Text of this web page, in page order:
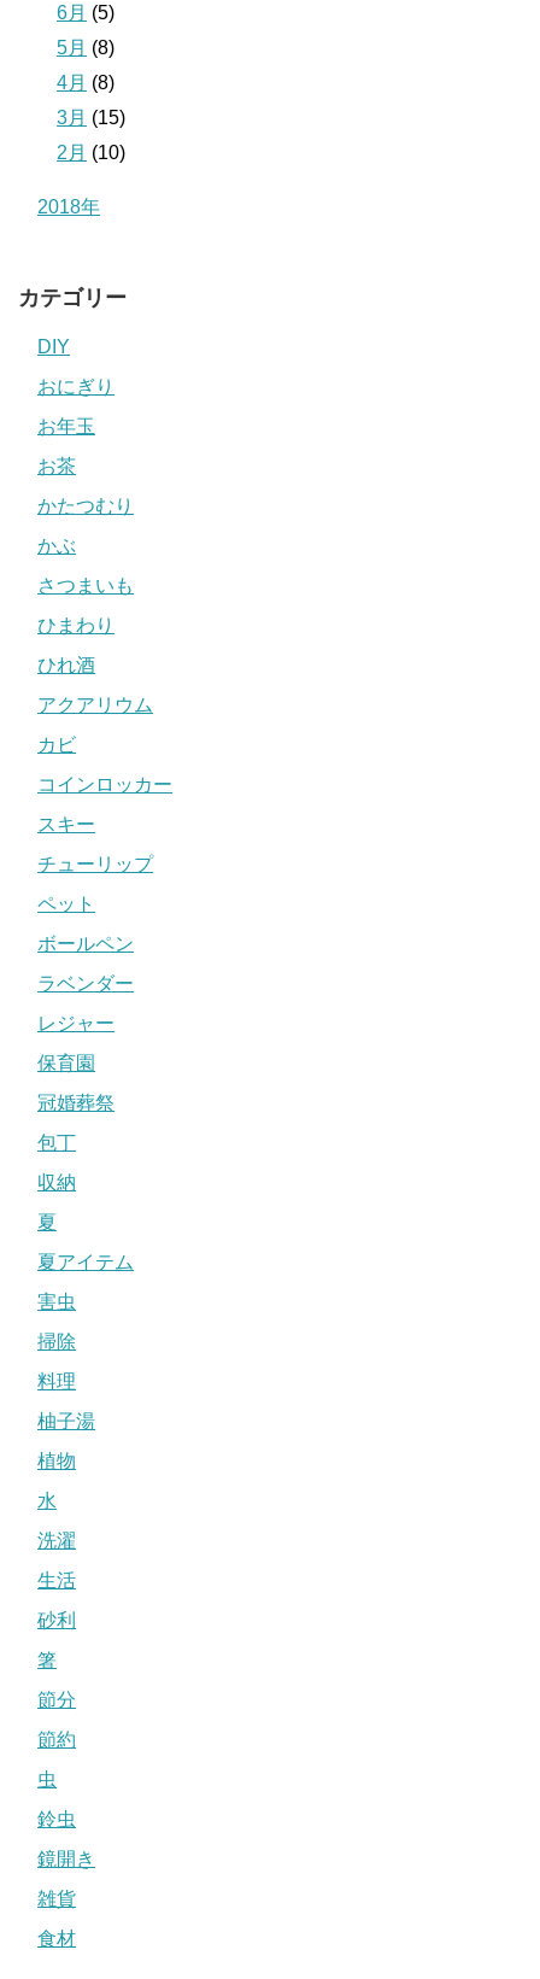
6月 (5)
5月 (8)
4月 (8)
3月 (15)
2月 (10)
2018年
カテゴリー
DIY
おにぎり
お年玉
お茶
かたつむり
かぶ
さつまいも
ひまわり
ひれ酒
アクアリウム
カビ
コインロッカー
スキー
チューリップ
ペット
ボールペン
ラベンダー
レジャー
保育園
冠婚葬祭
包丁
収納
夏
夏アイテム
害虫
掃除
料理
柚子湯
植物
水
洗濯
生活
砂利
箸
節分
節約
虫
鈴虫
鏡開き
雑貨
食材